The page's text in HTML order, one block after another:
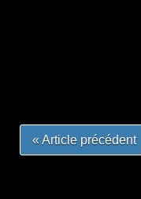
« Article précédent